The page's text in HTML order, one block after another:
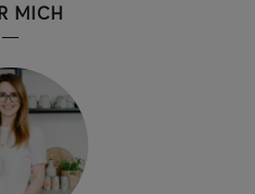
MICH